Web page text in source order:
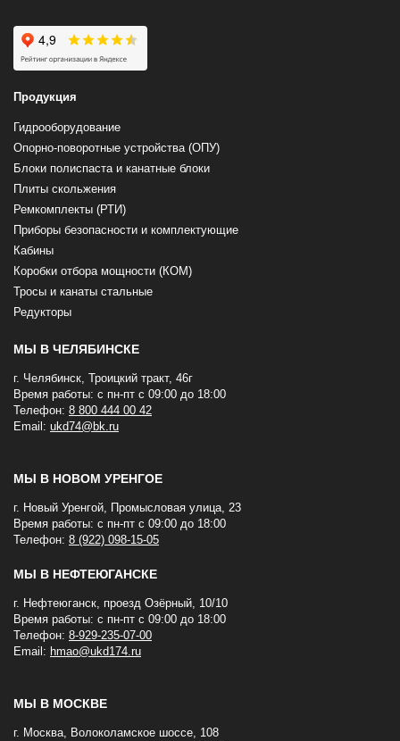
Продукция
Гидрооборудование
Опорно-поворотные устройства (ОПУ)
Блоки полиспаста и канатные блоки
Плиты скольжения
Ремкомплекты (РТИ)
Приборы безопасности и комплектующие
Кабины
Коробки отбора мощности (КОМ)
Тросы и канаты стальные
Редукторы
МЫ В ЧЕЛЯБИНСКЕ
г. Челябинск, Троицкий тракт, 46г
Время работы: с пн-пт с 09:00 до 18:00
Телефон: 8 800 444 00 42
Email: ukd74@bk.ru
МЫ В НОВОМ УРЕНГОЕ
г. Новый Уренгой, Промысловая улица, 23
Время работы: с пн-пт с 09:00 до 18:00
Телефон: 8 (922) 098-15-05
МЫ В НЕФТЕЮГАНСКЕ
г. Нефтеюганск, проезд Озёрный, 10/10
Время работы: с пн-пт с 09:00 до 18:00
Телефон: 8-929-235-07-00
Email: hmao@ukd174.ru
МЫ В МОСКВЕ
г. Москва, Волоколамское шоссе, 108